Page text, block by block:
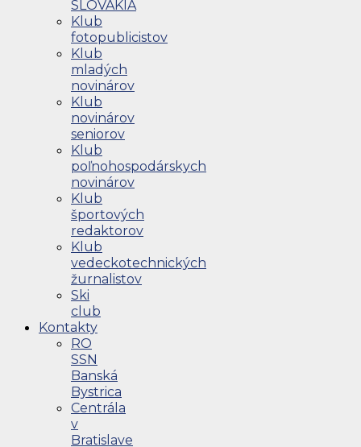
SLOVAKIA
Klub
fotopublicistov
Klub
mladých
novinárov
Klub
novinárov
seniorov
Klub
poľnohospodárskych
novinárov
Klub
športových
redaktorov
Klub
vedeckotechnických
žurnalistov
Ski
club
Kontakty
RO
SSN
Banská
Bystrica
Centrála
v
Bratislave